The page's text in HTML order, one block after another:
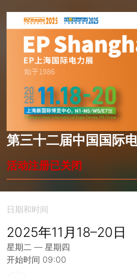
第三十二届中国国际
活动注册已关闭
日期和时间
2025年11月18–20日
星期二 — 星期四
开始时间 09:00